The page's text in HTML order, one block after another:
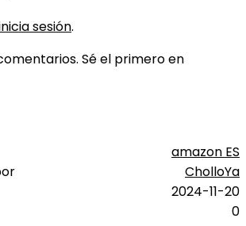
sesión.
Sé el primero en
amazon ES
CholloYa
2024-11-20
0